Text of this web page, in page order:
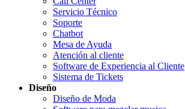
Servicio Técnico
Soporte
Chatbot
Mesa de Ayuda
Atención al cliente
Software de Experiencia al Cliente
Sistema de Tickets
Diseño
Diseño de Moda